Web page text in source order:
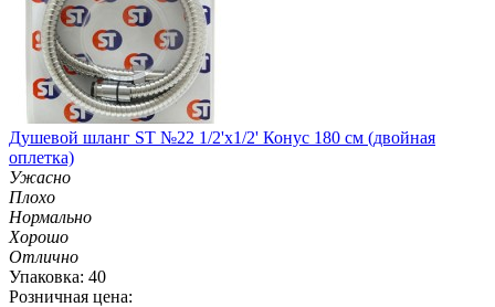
Душевой шланг ST №22 1/2'х1/2' Конус 180 см (двойная
оплетка)
Ужасно
Плохо
Нормально
Хорошо
Отлично
Упаковка: 40
Розничная цена: